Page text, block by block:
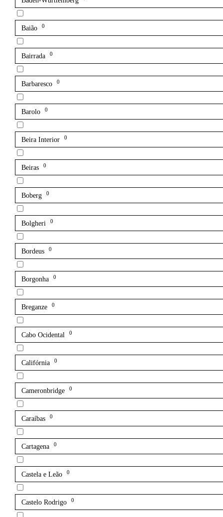
Baião 0
Bairrada 0
Barbaresco 0
Barolo 0
Beira Interior 0
Beiras 0
Boberg 0
Bolgheri 0
Bordeus 0
Borgonha 0
Breganze 0
Cabo Ocidental 0
Califórnia 0
Cameronbridge 0
Caraíbas 0
Cartagena 0
Castela e Leão 0
Castelo Rodrigo 0